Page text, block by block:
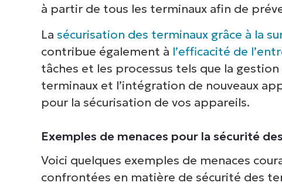
à partir de tous les terminaux afin de
La sécurisation des terminaux grâce à la
contribue également à l’efficacité de
tâches et les processus tels que la
terminaux et l’intégration de nouveaux
pour la sécurisation de vos appareils.
Exemples de menaces pour la sécurité
Voici quelques exemples de menaces
confrontées en matière de sécurité des